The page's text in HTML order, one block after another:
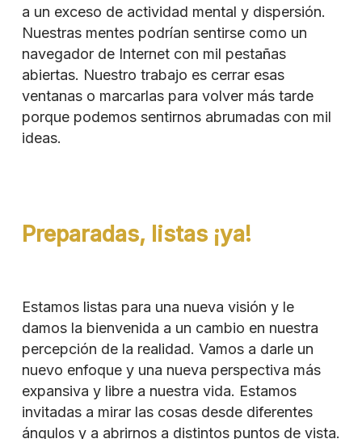
a un exceso de actividad mental y dispersión.
Nuestras mentes podrían sentirse como un
navegador de Internet con mil pestañas
abiertas. Nuestro trabajo es cerrar esas
ventanas o marcarlas para volver más tarde
porque podemos sentirnos abrumadas con mil
ideas.
Preparadas, listas ¡ya!
Estamos listas para una nueva visión y le
damos la bienvenida a un cambio en nuestra
percepción de la realidad. Vamos a darle un
nuevo enfoque y una nueva perspectiva más
expansiva y libre a nuestra vida. Estamos
invitadas a mirar las cosas desde diferentes
ángulos y a abrirnos a distintos puntos de vista.